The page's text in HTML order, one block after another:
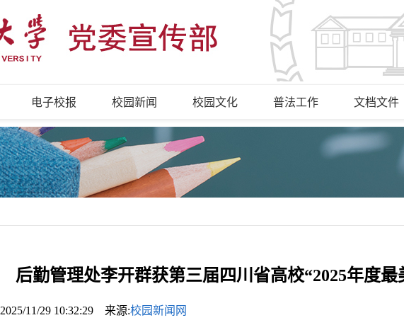
电子校报 校园新闻 校园文化 普法工作 文档文件
后勤管理处李开群获第三届四川省高校“2025年度
2025/11/29 10:32:29 来源:校园新闻网